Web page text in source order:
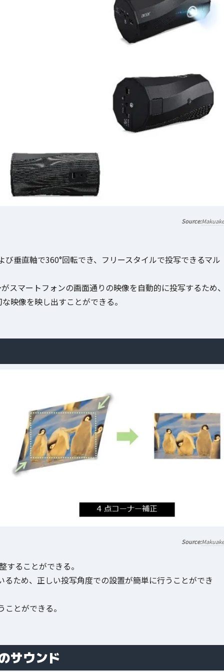
Makuake
垂直軸で360°回転でき、フリースタイルで投写できるマル
がスマートフォンの画面通りの映像を自動的に投写するため
映像を映し出すことができる。
Makuake
することができる。
るため、正しい投写角度での設置が簡単に行うことができ
とができる。
サウンド